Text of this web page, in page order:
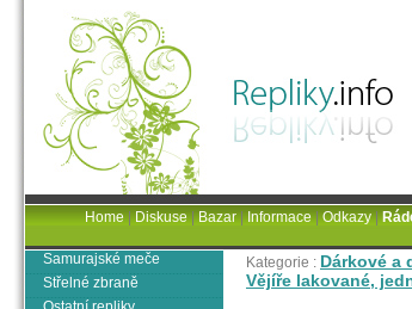
Kategorie : Dárkové a
Vějíře lakované,
Samurajské meče
Střelné zbraně
Home|Diskuse|Bazar|Informace|Odkazy|